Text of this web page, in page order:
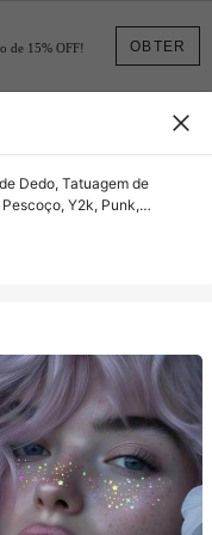
OBTER
de 15% OFF!
Dedo, Tatuagem de
Y2k, Punk,
Falsa, Tatuagem de
de Tatuagem,
Duração, Tatuagens para